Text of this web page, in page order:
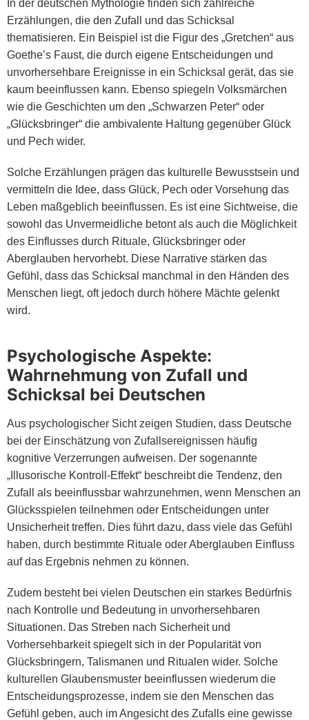
In der deutschen Mythologie finden sich zahlreiche
Erzählungen, die den Zufall und das Schicksal
thematisieren. Ein Beispiel ist die Figur des „Gretchen“ aus
Goethe’s Faust, die durch eigene Entscheidungen und
unvorhersehbare Ereignisse in ein Schicksal gerät, das sie
kaum beeinflussen kann. Ebenso spiegeln Volksmärchen
wie die Geschichten um den „Schwarzen Peter“ oder
„Glücksbringer“ die ambivalente Haltung gegenüber Glück
und Pech wider.
Solche Erzählungen prägen das kulturelle Bewusstsein und
vermitteln die Idee, dass Glück, Pech oder Vorsehung das
Leben maßgeblich beeinflussen. Es ist eine Sichtweise, die
sowohl das Unvermeidliche betont als auch die Möglichkeit
des Einflusses durch Rituale, Glücksbringer oder
Aberglauben hervorhebt. Diese Narrative stärken das
Gefühl, dass das Schicksal manchmal in den Händen des
Menschen liegt, oft jedoch durch höhere Mächte gelenkt
wird.
Psychologische Aspekte:
Wahrnehmung von Zufall und
Schicksal bei Deutschen
Aus psychologischer Sicht zeigen Studien, dass Deutsche
bei der Einschätzung von Zufallsereignissen häufig
kognitive Verzerrungen aufweisen. Der sogenannte
„Illusorische Kontroll-Effekt“ beschreibt die Tendenz, den
Zufall als beeinflussbar wahrzunehmen, wenn Menschen an
Glücksspielen teilnehmen oder Entscheidungen unter
Unsicherheit treffen. Dies führt dazu, dass viele das Gefühl
haben, durch bestimmte Rituale oder Aberglauben Einfluss
auf das Ergebnis nehmen zu können.
Zudem besteht bei vielen Deutschen ein starkes Bedürfnis
nach Kontrolle und Bedeutung in unvorhersehbaren
Situationen. Das Streben nach Sicherheit und
Vorhersehbarkeit spiegelt sich in der Popularität von
Glücksbringern, Talismanen und Ritualen wider. Solche
kulturellen Glaubensmuster beeinflussen wiederum die
Entscheidungsprozesse, indem sie den Menschen das
Gefühl geben, auch im Angesicht des Zufalls eine gewisse